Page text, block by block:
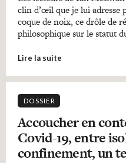
clin d’œil que je lui adresse
coque de noix, ce drôle de
philosophique sur le statut
Lire la suite
DOSSIER
Accoucher en
Covid-19, entre
confinement, un